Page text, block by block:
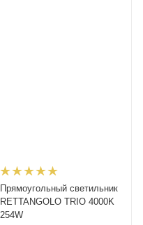
Прямоугольный светильник
RETTANGOLO TRIO 4000K
254W